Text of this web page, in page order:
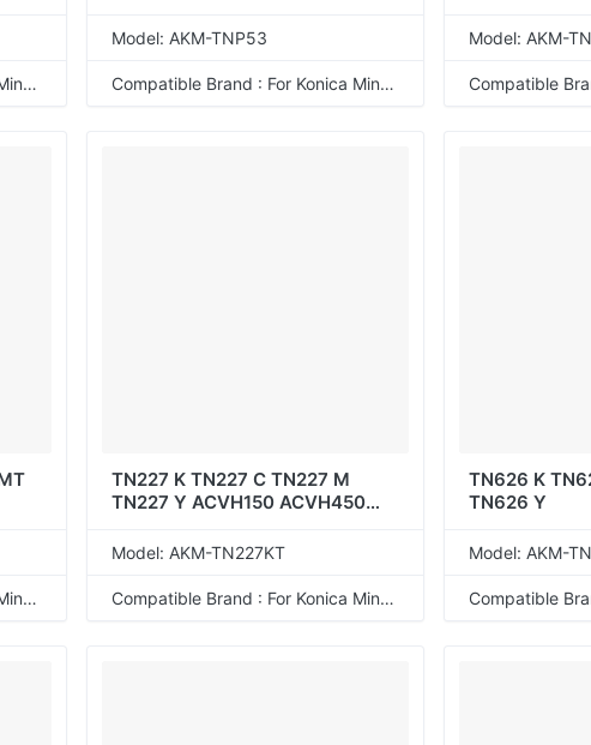
Compatible Brand : For Konica Minolta
Model: AKM-TNP53
Compatible Brand : For Konica Minolta
Model: AKM-
Compatible Brand : For Konica Minolta
TN227 K TN227 C TN227 M
TN227 Y ACVH150 ACVH450
Model: AKM-TN227KT
Compatible Brand : For Konica Minolta
TN626 K
TN626 Y
Model: AKM-